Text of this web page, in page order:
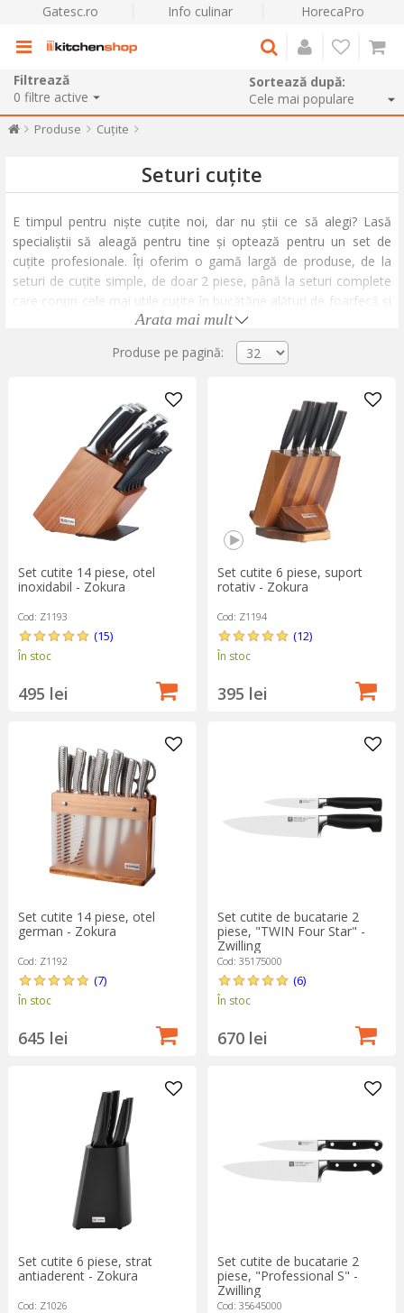
Gatesc.ro Info culinar HorecaPro
Filtrează
0 filtre active
Sortează după:
Produse Cuțite
Seturi cuțite
E timpul pentru niște cuțite noi, dar nu știi ce să alegi? Lasă
specialiștii să aleagă pentru tine și optează pentru un set de
cuțite profesionale. Îți oferim o gamă largă de produse, de la
seturi de cuțite simple, de doar 2 piese, până la seturi complete
care conțin cele mai utile cuțite în bucătărie alături de foarfecă și
Pentru cei care iubesc să mănânce mai mult decât iubesc să
gătească, există seturile de cuțite pentru friptură, cu lama
zimțată pentru a pătrunde cu ușurință într-un steak fraged și
Seturile de cuțite pentru brânzeturi sunt și ele un accesoriu
deosebit care, alături de un tocător elegant, vor transforma
aperitivul într-o experiență festivă și rafinată.
Arata mai mult
Produse pe pagină:
Set cutite 14 piese, otel
inoxidabil - Zokura
Cod: Z1193
(15)
În stoc
495 lei
Set cutite 6 piese, suport
rotativ - Zokura
Cod: Z1194
(12)
În stoc
395 lei
Set cutite 14 piese, otel
german - Zokura
Cod: Z1192
(7)
În stoc
645 lei
Set cutite de bucatarie 2
piese, "TWIN Four Star" -
Zwilling
Cod: 35175000
(6)
În stoc
670 lei
Set cutite 6 piese, strat
antiaderent - Zokura
Cod: Z1026
Set cutite de bucatarie 2
piese, "Professional S" -
Zwilling
Cod: 35645000